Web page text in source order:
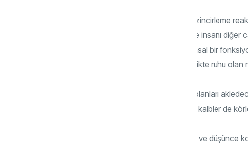
İnsanın akletmesi; fizik-metafizik bir dizi zincirleme
ifade eden çok fonksiyonlu bir olgudur ve insanı diğer
akletmek ve düşünmek esas itibari ile ruhsal bir
müteşekkil bir yapı olmayıp, beden ile birlikte ruhu olan
“Yeryüzünde dolaşmıyorlar mı ki, orada olanları
gözler kör olmaz, fakat göğüslerde olan kalbler de
Yukarıdaki ayet; genel kanının aksine akıl ve